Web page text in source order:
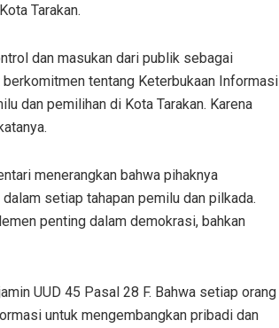
Tarakan.
dan masukan dari publik sebagai
tentang Keterbukaan Informasi
dan pemilihan di Kota Tarakan. Karena
menerangkan bahwa pihaknya
setiap tahapan pemilu dan pilkada.
penting dalam demokrasi, bahkan
UUD 45 Pasal 28 F. Bahwa setiap orang
untuk mengembangkan pribadi dan